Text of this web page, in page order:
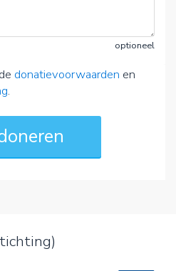
optioneel
donatievoorwaarden en
.